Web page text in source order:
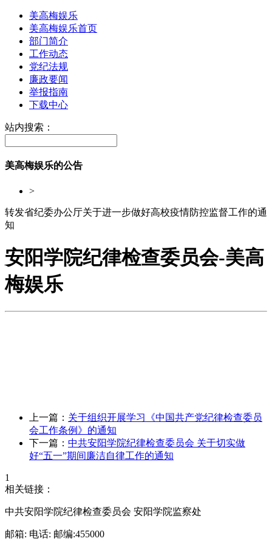
美高梅娱乐
美高梅娱乐首页
部门简介
工作动态
党纪法规
廉政要闻
举报指南
下载中心
站内搜索：
美高梅娱乐的公告
>
转发省纪委办公厅关于进一步做好高校疫情防控监督工作的通
知
安阳学院纪律检查委员会-美高
梅娱乐
上一篇： 关于组织开展学习《中国共产党纪律检查委员
会工作条例》的通知
下一篇： 中共安阳学院纪律检查委员会 关于切实做
好“五一”期间廉洁自律工作的通知
1
相关链接：
中共安阳学院纪律检查委员会 安阳学院监察处
邮箱: 电话: 邮编:455000